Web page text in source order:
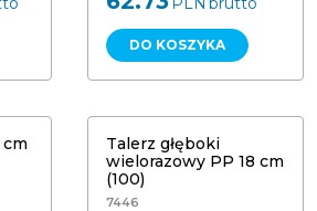
DO KOSZYKA
cm
Talerz plastikowy wielorazowy PP 18
Talerz głęboki
wielorazowy PP 18 cm
(100)
7446